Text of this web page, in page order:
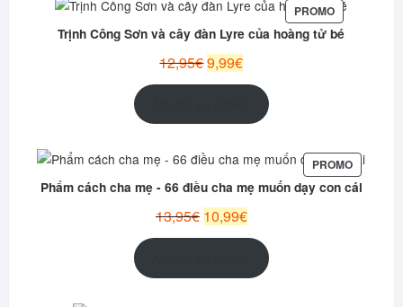
PROMOPRODUIT
EN
PROMOTION
Trịnh Công Sơn và cây đàn Lyre của hoàng tử bé
12,95€Le
9,99€Le
actuel
est :
PROMOPRODUIT
EN
Phẩm cách cha mẹ - 66 điều cha mẹ muốn dạy con cái
13,95€ Le
prix
10,99€Le
prix
actuel
est :